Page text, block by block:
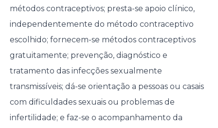
métodos contraceptivos; presta-se apoio clínico,
independentemente do método contraceptivo
escolhido; fornecem-se métodos contraceptivos
gratuitamente; prevenção, diagnóstico e
tratamento das infecções sexualmente
transmissíveis; dá-se orientação a pessoas ou casais
com dificuldades sexuais ou problemas de
infertilidade; e faz-se o acompanhamento da